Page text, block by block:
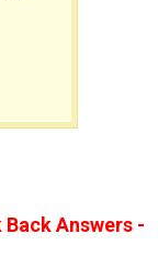
Answers -